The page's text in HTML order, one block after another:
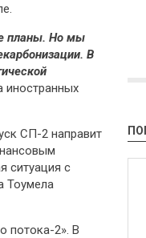
планы. Но мы
В
иностранных
СП-2 направит
ситуация с
Тоумела
потока-2». В